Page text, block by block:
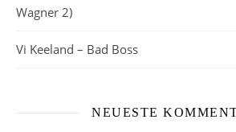
Wagner 2)
Vi Keeland – Bad Boss
NEUESTE